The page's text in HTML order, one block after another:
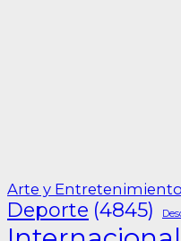
Arte y Entretenimiento
Deporte (4845)